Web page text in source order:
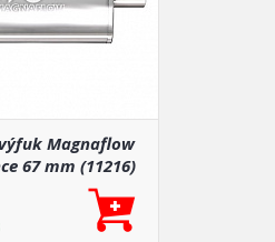
Magnaflow
67 mm (11216)